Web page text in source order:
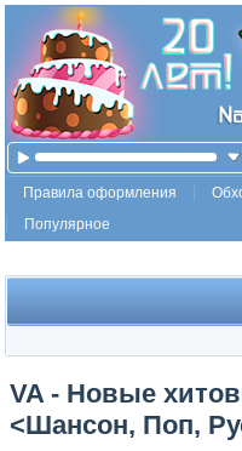
Правила оформления
Популярное
VA - Новые
<Шансон, Поп,